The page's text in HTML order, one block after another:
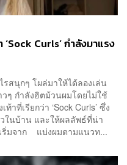
Curls’ กำลังมาแรง
สนุกๆ โผล่มาให้ได้ลองเล่น
ๆ กำลังฮิตม้วนผมโดยไม่ใช้
าที่เรียกว่า ‘Sock Curls’ ซึ่ง
ในบ้าน และให้ผลลัพธ์ที่น่า
ริ่มจาก แบ่งผมตามแนวท...